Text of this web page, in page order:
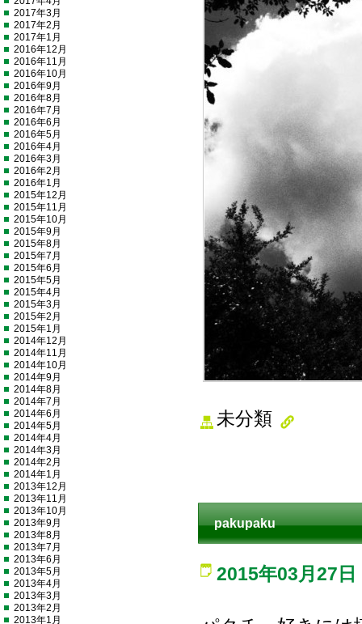
未分類
pakupaku
2015年03月27日
2017年3月
2017年2月
2017年1月
2016年12月
2016年11月
2016年10月
2016年9月
2016年8月
2016年7月
2016年6月
2016年5月
2016年4月
2016年3月
2016年2月
2016年1月
2015年12月
2015年11月
2015年10月
2015年9月
2015年8月
2015年7月
2015年6月
2015年5月
2015年4月
2015年3月
2015年2月
2015年1月
2014年12月
2014年11月
2014年10月
2014年9月
2014年8月
2014年7月
2014年6月
2014年5月
2014年4月
2014年3月
2014年2月
2014年1月
2013年12月
2013年11月
2013年10月
2013年9月
2013年8月
2013年7月
2013年6月
2013年5月
2013年4月
2013年3月
2013年2月
2013年1月